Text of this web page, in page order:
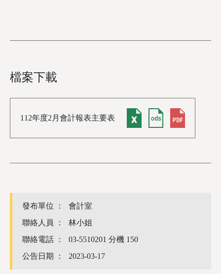
檔案下載
112年度2月會計報表主要表
發布單位 ：
會計室
聯絡人員 ：
林小姐
聯絡電話 ：
03-5510201 分機 150
公告日期 ：
2023-03-17